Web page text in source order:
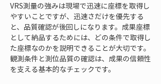
VRS測量の強みは現場で迅速に座標を取得し
やすいことですが、迅速さだけを優先する
と、品質確認が後回しになります。成果座標
として納品するためには、どの条件で取得し
た座標なのかを説明できることが大切です。
観測条件と測位品質の確認は、成果の信頼性
を支える基本的なチェックです。